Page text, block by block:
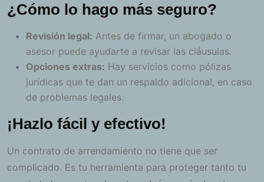
¿Cómo lo hago más seguro?
Revisión legal: Antes de firmar, un abogado o
asesor puede ayudarte a revisar las cláusulas.
Opciones extras: Hay servicios como pólizas
jurídicas que te dan un respaldo adicional, en caso
de problemas legales.
¡Hazlo fácil y efectivo!
Un contrato de arrendamiento no tiene que ser
complicado. Es tu herramienta para proteger tanto tu